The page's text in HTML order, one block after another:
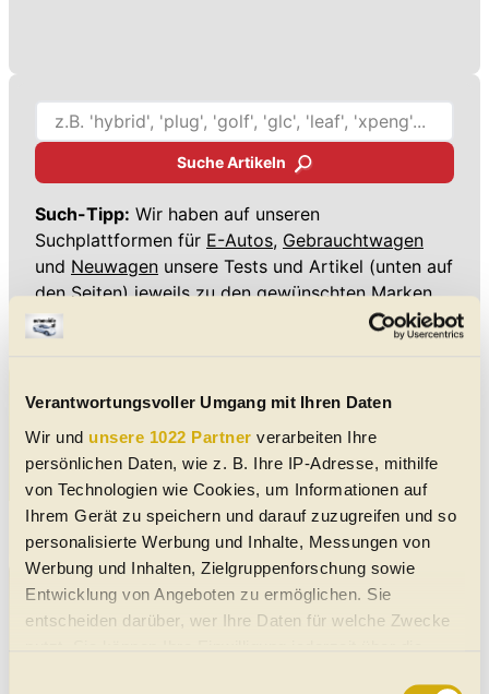
Verantwortungsvoller Umgang mit Ihren Daten
Wir und unsere 1022 Partner verarbeiten Ihre
persönlichen Daten, wie z. B. Ihre IP-Adresse, mithilfe
von Technologien wie Cookies, um Informationen auf
Ihrem Gerät zu speichern und darauf zuzugreifen und so
personalisierte Werbung und Inhalte, Messungen von
Werbung und Inhalten, Zielgruppenforschung sowie
Entwicklung von Angeboten zu ermöglichen. Sie
entscheiden darüber, wer Ihre Daten für welche Zwecke
Suche Artikeln
Such-Tipp: Wir haben auf unseren
Suchplattformen für E-Autos, Gebrauchtwagen
und Neuwagen unsere Tests und Artikel (unten auf
den Seiten) jeweils zu den gewünschten Marken
und Modellen zugeordnet.
Toyota Aygo X Hybrid im Test: Kleiner Wagen auf großer
Fahrt